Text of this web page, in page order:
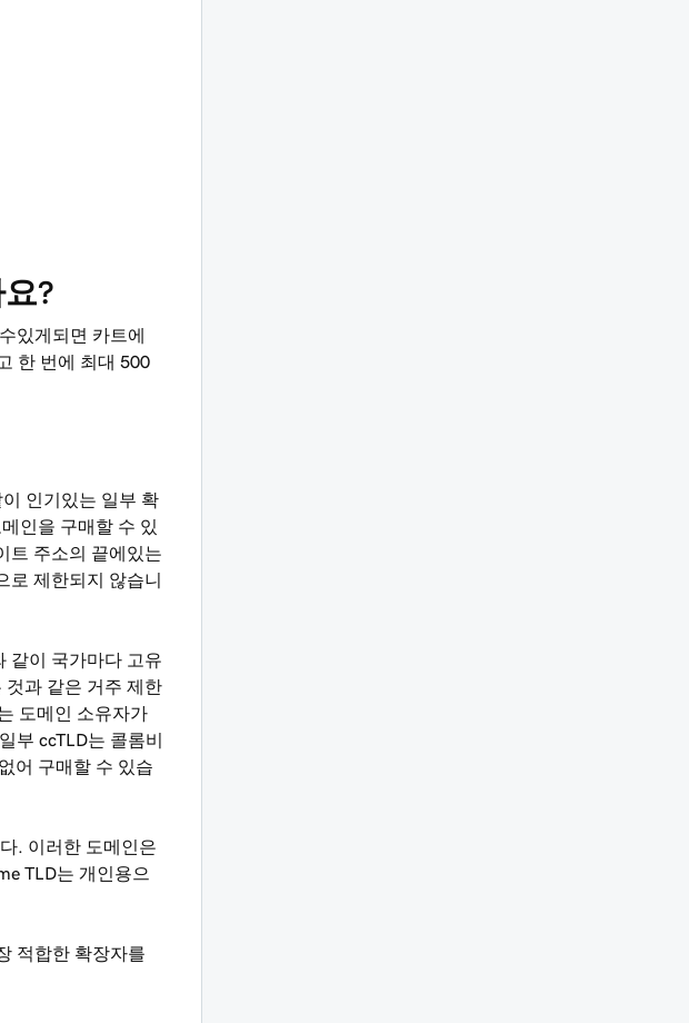
?
있게되면 카트에
한 번에 최대 500
인기있는 일부 확
인을 구매할 수 있
트 주소의 끝에있는
로 제한되지 않습니
같이 국가마다 고유
것과 같은 거주 제한
도메인 소유자가
부 ccTLD는 콜롬비
어 구매할 수 있습
. 이러한 도메인은
TLD는 개인용으
적합한 확장자를